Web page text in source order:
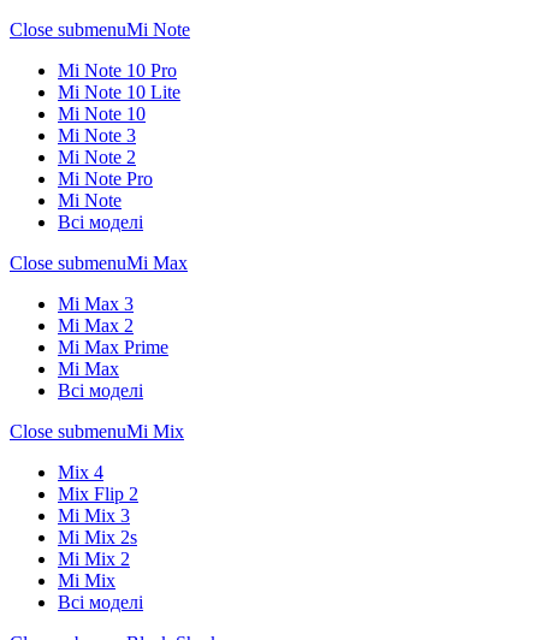
Close submenuMi Note
Mi Note 10 Pro
Mi Note 10 Lite
Mi Note 10
Mi Note 3
Mi Note 2
Mi Note Pro
Mi Note
Всі моделі
Close submenuMi Max
Mi Max 3
Mi Max 2
Mi Max Prime
Mi Max
Всі моделі
Close submenuMi Mix
Mix 4
Mix Flip 2
Mi Mix 3
Mi Mix 2s
Mi Mix 2
Mi Mix
Всі моделі